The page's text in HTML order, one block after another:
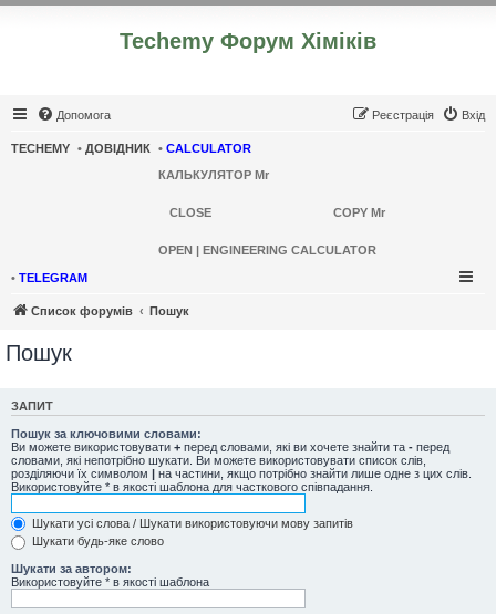
Techemy Форум Хіміків
Допомога Вхід
Реєстрація
TECHEMY • ДОВІДНИК • CALCULATOR
КАЛЬКУЛЯТОР Mr
CLOSE COPY Mr
OPEN | ENGINEERING CALCULATOR
• TELEGRAM
Список форумів Пошук
Пошук
ЗАПИТ
Пошук за ключовими словами:
Ви можете використовувати + перед словами, які ви хочете знайти та - перед
словами, які непотрібно шукати. Ви можете використовувати список слів,
розділяючи їх символом | на частини, якщо потрібно знайти лише одне з цих слів.
Використовуйте * в якості шаблона для часткового співпадання.
Шукати усі слова / Шукати використовуючи мову запитів
Шукати будь-яке слово
Шукати за автором:
Використовуйте * в якості шаблона